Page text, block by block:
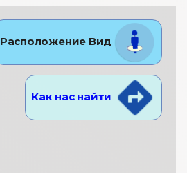
Расположение Вид
Как нас найти